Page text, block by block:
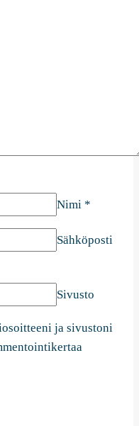
Nimi *
Sähköposti
Sivusto
ja sivustoni